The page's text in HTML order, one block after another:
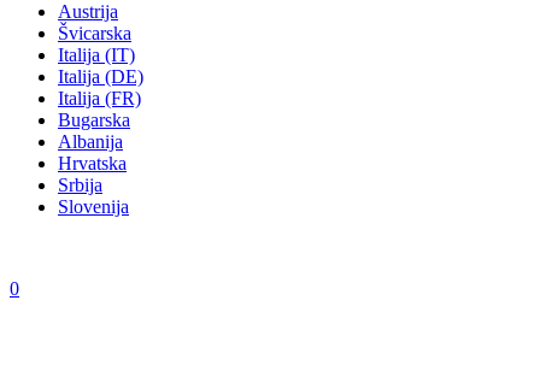
Austrija
Švicarska
Italija (IT)
Italija (DE)
Italija (FR)
Bugarska
Albanija
Hrvatska
Srbija
Slovenija
0